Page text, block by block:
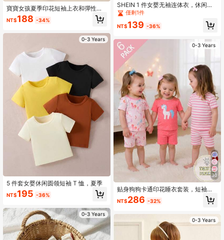
寶寶女孩夏季印花短袖上衣和彈性腰
帶短褲套裝
NT$188 -34%
0-3 Years
5 件套女婴休闲圆领短袖 T 恤，夏季
NT$195 -36%
0-3 Years
SHEIN 1 件女婴无袖连体衣，休闲宽
松开裆，舒适柔软，时尚日常/旅行穿
着，夏季新品
僅剩1件
NT$139 -36%
0-3 Years
30
贴身狗狗卡通印花睡衣套装，短袖上
衣和短裤，舒适柔软面料，适合儿童
居家穿着，春夏皆宜。
NT$286 -32%
0-3 Years